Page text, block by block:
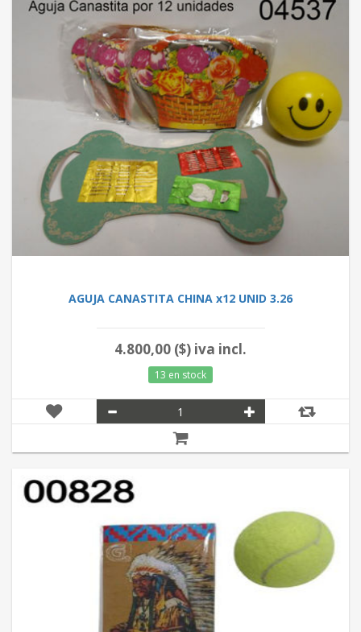
AGUJA CANASTITA CHINA x12 UNID 3.26
4.800,00 ($) iva incl.
13 en stock